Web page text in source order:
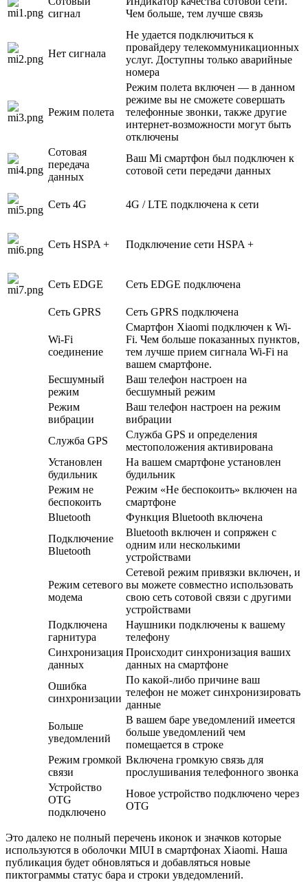
сигнал
Чем больше, тем лучше связь
Нет сигнала
Не удается подключиться к
провайдеру телекоммуникационных
услуг. Доступны только аварийные
номера
Режим полета
Режим полета включен — в данном
режиме вы не сможете совершать
телефонные звонки, также другие
интернет-возможности могут быть
отключены
Сотовая
передача
данных
Ваш Mi смартфон был подключен к
сотовой сети передачи данных
Сеть 4G 4G / LTE подключена к сети
Сеть HSPA + Подключение сети HSPA +
Сеть EDGE Сеть EDGE подключена
Сеть GPRS Сеть GPRS подключена
Wi-Fi
соединение
Смартфон Xiaomi подключен к Wi-
Fi. Чем больше показанных пунктов,
тем лучше прием сигнала Wi-Fi на
вашем смартфоне.
Бесшумный
режим
Ваш телефон настроен на
бесшумный режим
Режим
вибрации
Ваш телефон настроен на режим
вибрации
Служба GPS
Служба GPS и определения
местоположения активирована
Установлен
будильник
На вашем смартфоне установлен
будильник
Режим не
беспокоить
Режим «Не беспокоить» включен на
смартфоне
Bluetooth
Функция Bluetooth включена
Подключение
Bluetooth
Bluetooth включен и сопряжен с
одним или несколькими
устройствами
Режим сетевого
модема
Сетевой режим привязки включен, и
вы можете совместно использовать
свою сеть сотовой связи с другими
устройствами
Подключена
гарнитура
Наушники подключены к вашему
телефону
Синхронизация
данных
Происходит синхронизация ваших
данных на смартфоне
Ошибка
синхронизации
По какой-либо причине ваш
телефон не может синхронизировать
данные
Больше
уведомлений
В вашем баре уведомлений имеется
больше уведомлений чем
помещается в строке
Режим громкой
связи
Включена громкую связь для
прослушивания телефонного звонка
Устройство
OTG
подключено
Новое устройство подключено через
OTG
Это далеко не полный перечень иконок и значков которые
используются в оболочки MIUI в смартфонах Xiaomi. Наша
публикация будет обновляться и добавляться новые
пиктограммы статус бара и строки увдедомлений.